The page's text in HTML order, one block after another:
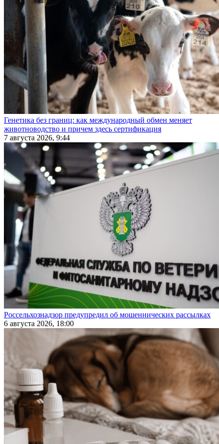
Генетика без границ: как международный обмен меняет
животноводство и причем здесь сертификация
7 августа 2026, 9:44
Россельхознадзор предупредил об мошеннических рассылках
6 августа 2026, 18:00